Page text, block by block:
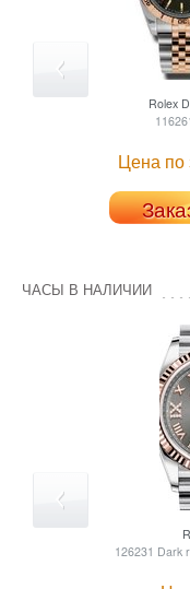
Rolex
Цена по
ЧАСЫ В НАЛИЧИИ
126231 Dark